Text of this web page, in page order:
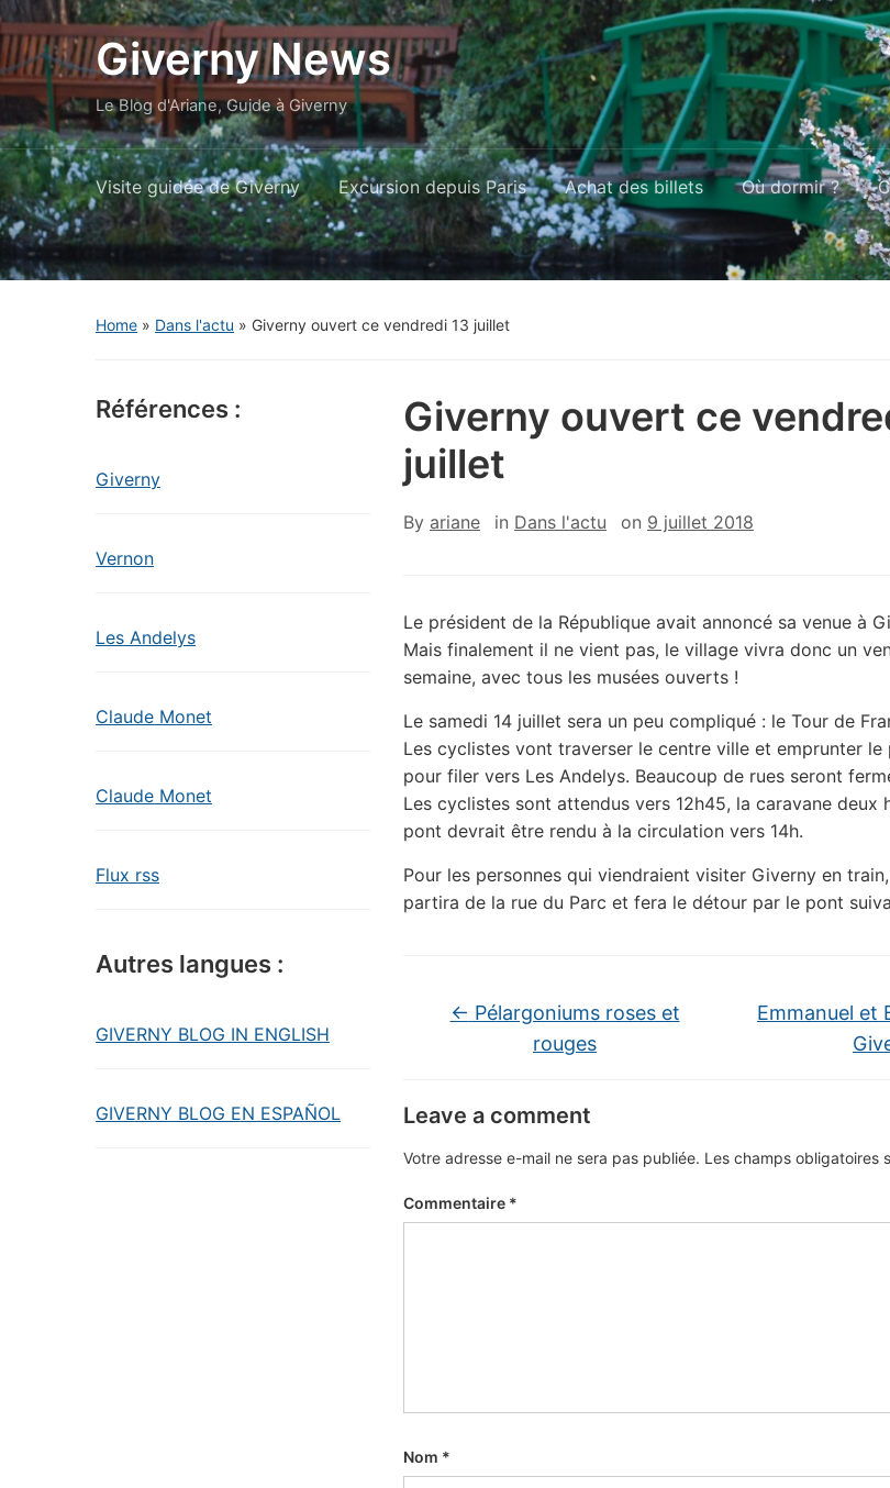
Giverny News
Le Blog d'Ariane, Guide à Giverny
Visite guidée de Giverny Excursion depuis Paris Achat des billets Où dormir ?
Home » Dans l'actu » Giverny ouvert ce vendredi 13 juillet
Références :
Giverny
Vernon
Les Andelys
Claude Monet
Claude Monet
Flux rss
Autres langues :
GIVERNY BLOG IN ENGLISH
GIVERNY BLOG EN ESPAÑOL
Giverny ouvert ce
juillet
By ariane in Dans l'actu on 9 juillet 2018
Le président de la République avait annoncé sa venue à
Mais finalement il ne vient pas, le village vivra donc un
semaine, avec tous les musées ouverts !
Le samedi 14 juillet sera un peu compliqué : le Tour de
Les cyclistes vont traverser le centre ville et emprunter le
pour filer vers Les Andelys. Beaucoup de rues seront
Les cyclistes sont attendus vers 12h45, la caravane deux
pont devrait être rendu à la circulation vers 14h.
Pour les personnes qui viendraient visiter Giverny en
partira de la rue du Parc et fera le détour par le pont
← Pélargoniums roses et
rouges
Emmanuel et
Leave a comment
Votre adresse e-mail ne sera pas publiée. Les champs obligatoires
Commentaire *
Nom *